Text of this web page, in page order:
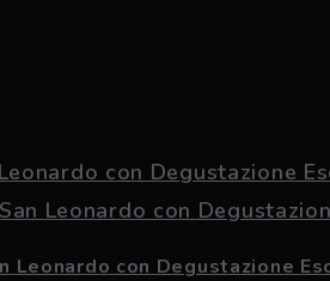
Leonardo con Degustazione